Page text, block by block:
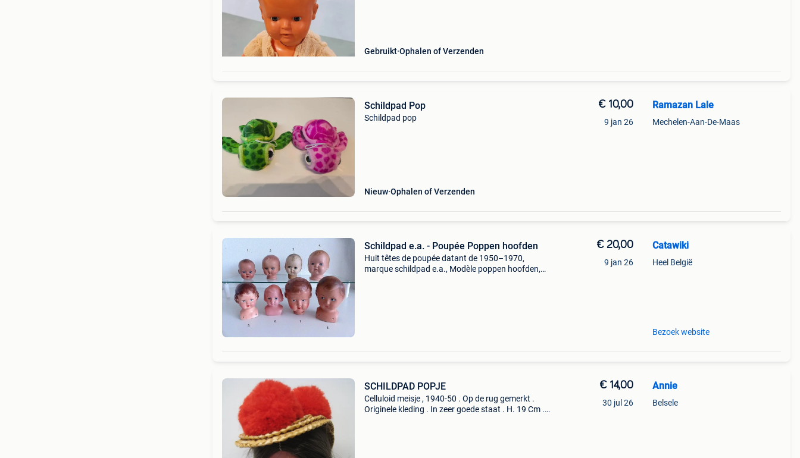
Gebruikt Ophalen of Verzenden
Schildpad Pop
Schildpad pop
Nieuw Ophalen of Verzenden
€ 10,00
9 jan 26
Ramazan Lale
Mechelen-Aan-De-Maas
Schildpad e.a. - Poupée Poppen hoofden
Huit têtes de poupée datant de 1950–1970,
marque schildpad e.a., Modèle poppen hoofden,
€ 20,00
9 jan 26
Catawiki
Heel België
Bezoek website
SCHILDPAD POPJE
Celluloid meisje , 1940-50 . Op de rug gemerkt .
Originele kleding . In zeer goede staat . H. 19 Cm .
€ 14,00
30 jul 26
Annie
Belsele